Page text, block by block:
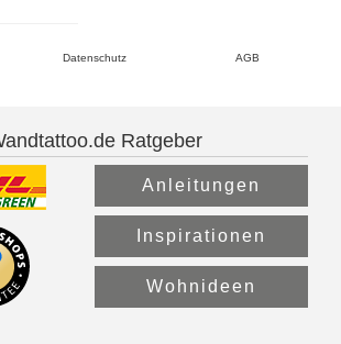
Datenschutz AGB
Ratgeber
Anleitungen
Inspirationen
Wohnideen